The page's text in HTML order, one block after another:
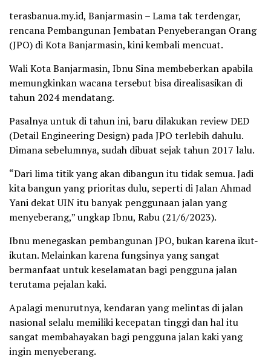
terasbanua.my.id, Banjarmasin – Lama tak terdengar,
rencana Pembangunan Jembatan Penyeberangan Orang
(JPO) di Kota Banjarmasin, kini kembali mencuat.
Wali Kota Banjarmasin, Ibnu Sina membeberkan apabila
memungkinkan wacana tersebut bisa direalisasikan di
tahun 2024 mendatang.
Pasalnya untuk di tahun ini, baru dilakukan review DED
(Detail Engineering Design) pada JPO terlebih dahulu.
Dimana sebelumnya, sudah dibuat sejak tahun 2017 lalu.
“Dari lima titik yang akan dibangun itu tidak semua. Jadi
kita bangun yang prioritas dulu, seperti di Jalan Ahmad
Yani dekat UIN itu banyak penggunaan jalan yang
menyeberang,” ungkap Ibnu, Rabu (21/6/2023).
Ibnu menegaskan pembangunan JPO, bukan karena ikut-
ikutan. Melainkan karena fungsinya yang sangat
bermanfaat untuk keselamatan bagi pengguna jalan
terutama pejalan kaki.
Apalagi menurutnya, kendaran yang melintas di jalan
nasional selalu memiliki kecepatan tinggi dan hal itu
sangat membahayakan bagi pengguna jalan kaki yang
ingin menyeberang.